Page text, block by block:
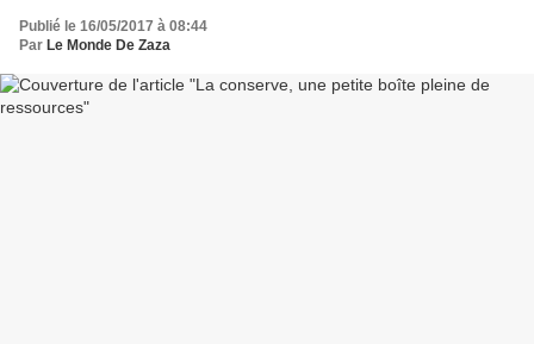
Publié le 16/05/2017 à 08:44
Par Le Monde De Zaza